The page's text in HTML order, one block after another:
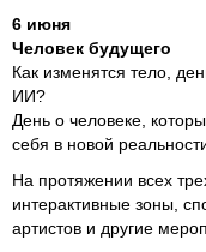
6 июня
Человек будущего
Как изменятся тело,
ИИ?
День о человеке,
себя в новой
На протяжении всех
интерактивные зоны,
артистов и другие